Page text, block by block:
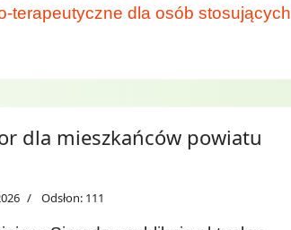
terapeutyczne dla osób stosujących
dla mieszkańców powiatu
Odsłon: 111